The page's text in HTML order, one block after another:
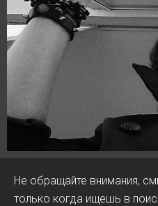
Не обращайте внимания,
только когда ищешь в